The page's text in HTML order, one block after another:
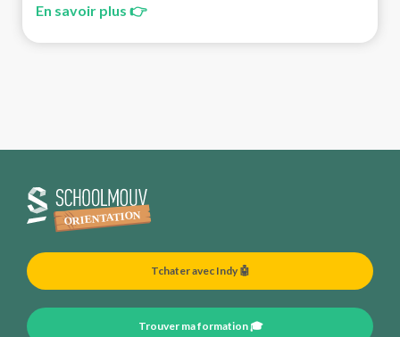
En savoir plus 👉
Tchater avec Indy 🤖
Trouver ma formation 🎓